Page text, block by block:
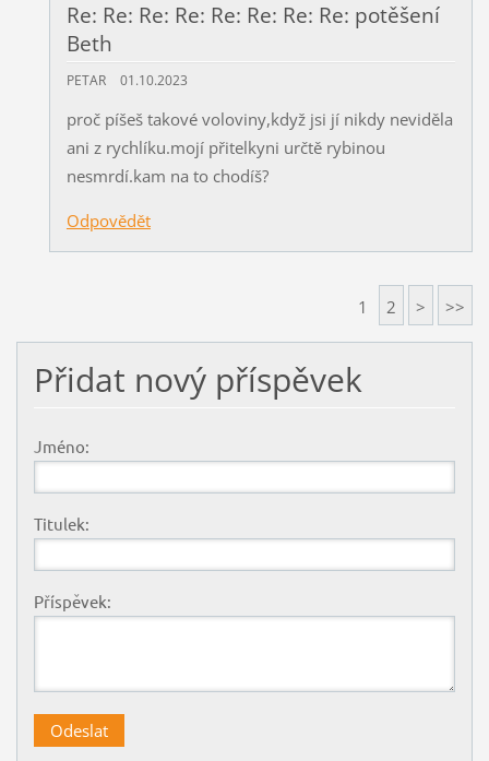
Re: Re: Re: Re: Re: Re: Re: Re: potěšení
Beth
PETAR 01.10.2023
proč píšeš takové voloviny,když jsi jí nikdy neviděla
ani z rychlíku.mojí přitelkyni určtě rybinou
nesmrdí.kam na to chodíš?
Odpovědět
1 2 > >>
Přidat nový příspěvek
Jméno:
Titulek:
Příspěvek: